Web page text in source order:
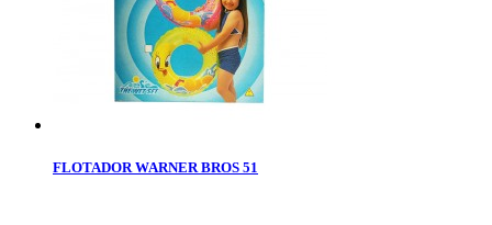
FLOTADOR WARNER BROS 51